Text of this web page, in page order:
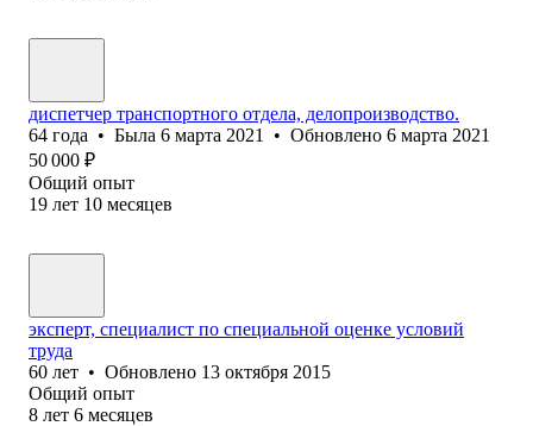
диспетчер транспортного отдела, делопроизводство.
64 года • Была 6 марта 2021 • Обновлено 6 марта 2021
50 000 ₽
Общий опыт
19 лет 10 месяцев
эксперт, специалист по специальной оценке условий
труда
60 лет • Обновлено 13 октября 2015
Общий опыт
8 лет 6 месяцев